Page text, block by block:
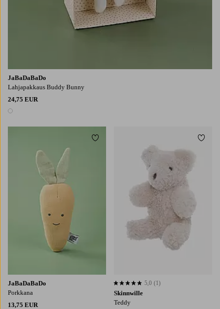
JaBaDaBaDo
Lahjapakkaus Buddy Bunny
24,75 EUR
1 väri
JaBaDaBaDo
Porkkana
13,75 EUR
Lisää suosikkeihin
Skinnwille
Teddy
5,0 perustuen 1 arvosanaan
5,0 (1)